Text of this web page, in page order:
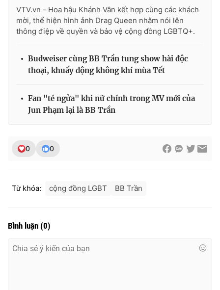
thông tin từ website này.
VTV.vn - Hoa hậu Khánh Vân kết hợp cùng các khách
mời, thể hiện hình ảnh Drag Queen nhằm nói lên
thông điệp về quyền và bảo vệ cộng đồng LGBTQ+.
Budweiser cùng BB Trần tung show hài độc
thoại, khuấy động không khí mùa Tết
Fan "té ngửa" khi nữ chính trong MV mới của
Jun Phạm lại là BB Trần
0 0
Từ khóa: cộng đồng LGBT BB Trần
Bình luận (0)